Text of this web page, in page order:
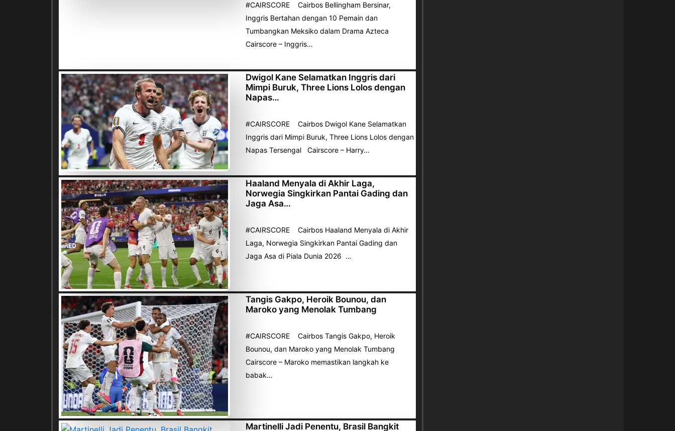
#CAIRSCORE Cairbos Bellingham Bersinar,
Inggris Bertahan dengan 10 Pemain dan
Tumbangkan Meksiko dalam Drama Azteca
Cairscore – Inggris…
Dwigol Kane Selamatkan Inggris dari
Mimpi Buruk, Three Lions Lolos dengan
Napas…
#CAIRSCORE Cairbos Dwigol Kane Selamatkan
Inggris dari Mimpi Buruk, Three Lions Lolos dengan
Napas Tersengal Cairscore – Harry…
Haaland Menyala di Akhir Laga,
Norwegia Singkirkan Pantai Gading dan
Jaga Asa…
#CAIRSCORE Cairbos Haaland Menyala di Akhir
Laga, Norwegia Singkirkan Pantai Gading dan
Jaga Asa di Piala Dunia 2026 …
Tangis Gakpo, Heroik Bounou, dan
Maroko yang Menolak Tumbang
#CAIRSCORE Cairbos Tangis Gakpo, Heroik
Bounou, dan Maroko yang Menolak Tumbang
Cairscore – Maroko memastikan langkah ke
babak…
Martinelli Jadi Penentu, Brasil Bangkit